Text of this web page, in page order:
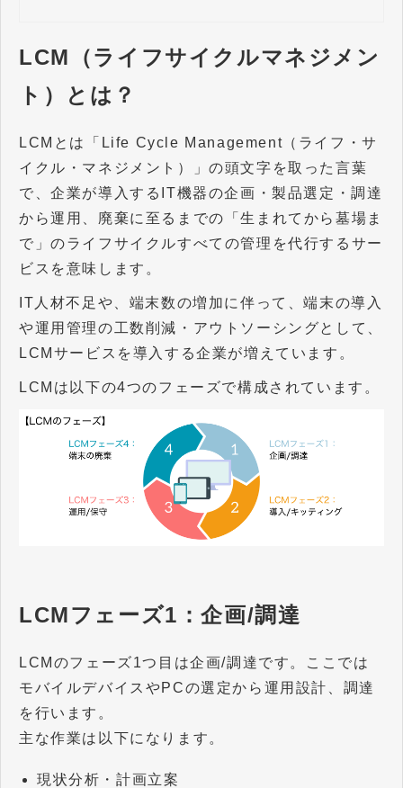
LCM（ライフサイクルマネジメン
ト）とは？
LCMとは「Life Cycle Management（ライフ・サ
イクル・マネジメント）」の頭文字を取った言葉
で、企業が導入するIT機器の企画・製品選定・調達
から運用、廃棄に至るまでの「生まれてから墓場ま
で」のライフサイクルすべての管理を代行するサー
ビスを意味します。
IT人材不足や、端末数の増加に伴って、端末の導入
や運用管理の工数削減・アウトソーシングとして、
LCMサービスを導入する企業が増えています。
LCMは以下の4つのフェーズで構成されています。
LCMフェーズ1：企画/調達
LCMのフェーズ1つ目は企画/調達です。ここでは
モバイルデバイスやPCの選定から運用設計、調達
を行います。
主な作業は以下になります。
現状分析・計画立案